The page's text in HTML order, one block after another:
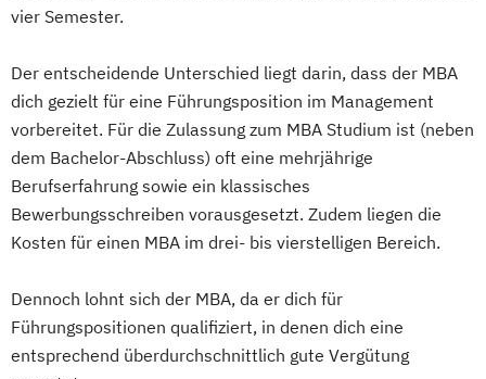
vier Semester.
Der entscheidende Unterschied liegt darin, dass der MBA
dich gezielt für eine Führungsposition im Management
vorbereitet. Für die Zulassung zum MBA Studium ist (neben
dem Bachelor-Abschluss) oft eine mehrjährige
Berufserfahrung sowie ein klassisches
Bewerbungsschreiben vorausgesetzt. Zudem liegen die
Kosten für einen MBA im drei- bis vierstelligen Bereich.
Dennoch lohnt sich der MBA, da er dich für
Führungspositionen qualifiziert, in denen dich eine
entsprechend überdurchschnittlich gute Vergütung